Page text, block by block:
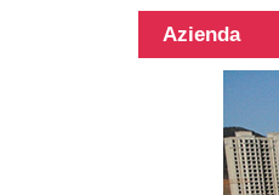
Azienda